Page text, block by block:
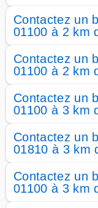
Contactez un
01100 à 2 km
Contactez un
01100 à 2 km
Contactez un
01100 à 3 km
Contactez un
01810 à 3 km
Contactez un
01100 à 3 km